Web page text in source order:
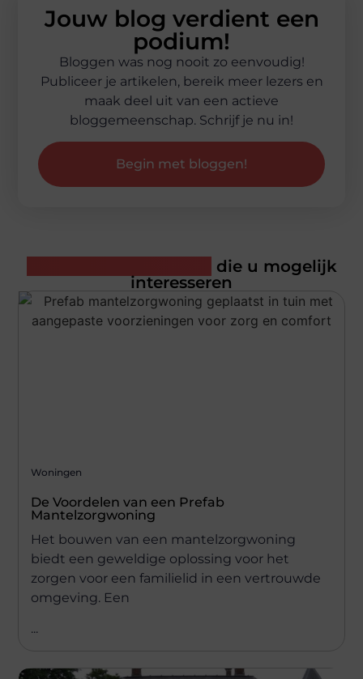
Jouw blog verdient een
podium!
Bloggen was nog nooit zo eenvoudig!
Publiceer je artikelen, bereik meer lezers en
maak deel uit van een actieve
bloggemeenschap. Schrijf je nu in!
Begin met bloggen!
die u mogelijk
interesseren
Woningen
De Voordelen van een Prefab
Mantelzorgwoning
Het bouwen van een mantelzorgwoning
biedt een geweldige oplossing voor het
zorgen voor een familielid in een vertrouwde
omgeving. Een
...